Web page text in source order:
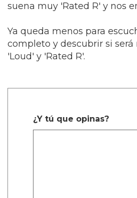
suena muy 'Rated R' y nos
Ya queda menos para
completo y descubrir si
'Loud' y 'Rated R'.
¿Y tú que opinas?